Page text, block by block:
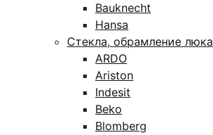
Bauknecht
Hansa
Стекла, обрамление люка
ARDO
Ariston
Indesit
Beko
Blomberg